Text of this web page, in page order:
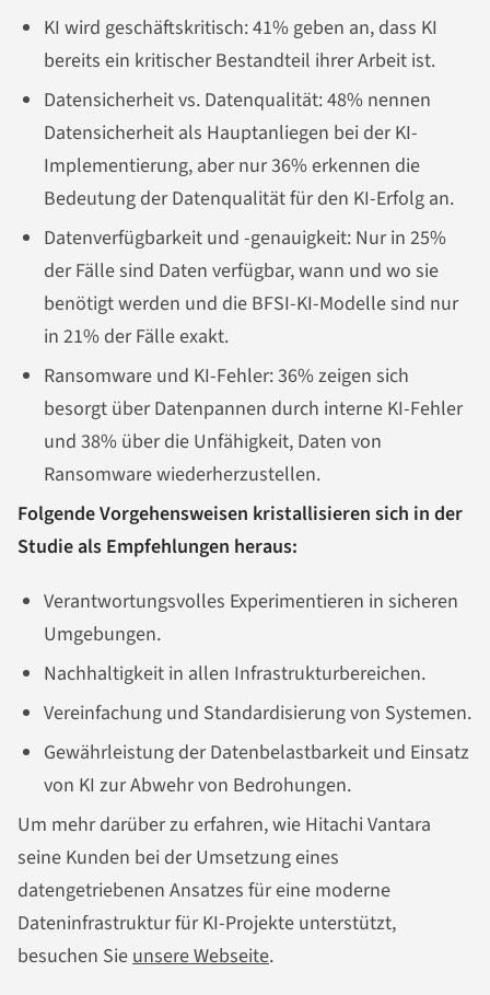
KI wird geschäftskritisch: 41% geben an, dass KI
bereits ein kritischer Bestandteil ihrer Arbeit ist.
Datensicherheit vs. Datenqualität: 48% nennen
Datensicherheit als Hauptanliegen bei der KI-
Implementierung, aber nur 36% erkennen die
Bedeutung der Datenqualität für den KI-Erfolg an.
Datenverfügbarkeit und -genauigkeit: Nur in 25%
der Fälle sind Daten verfügbar, wann und wo sie
benötigt werden und die BFSI-KI-Modelle sind nur
in 21% der Fälle exakt.
Ransomware und KI-Fehler: 36% zeigen sich
besorgt über Datenpannen durch interne KI-Fehler
und 38% über die Unfähigkeit, Daten von
Ransomware wiederherzustellen.
Folgende Vorgehensweisen kristallisieren sich in der
Studie als Empfehlungen heraus:
Verantwortungsvolles Experimentieren in sicheren
Umgebungen.
Nachhaltigkeit in allen Infrastrukturbereichen.
Vereinfachung und Standardisierung von Systemen.
Gewährleistung der Datenbelastbarkeit und Einsatz
von KI zur Abwehr von Bedrohungen.
Um mehr darüber zu erfahren, wie Hitachi Vantara
seine Kunden bei der Umsetzung eines
datengetriebenen Ansatzes für eine moderne
Dateninfrastruktur für KI-Projekte unterstützt,
besuchen Sie unsere Webseite.